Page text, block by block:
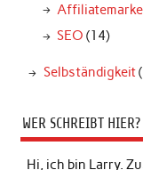
SEO (14)
Selbständigkeit
WER SCHREIBT HIER?
Hi, ich bin Larry.